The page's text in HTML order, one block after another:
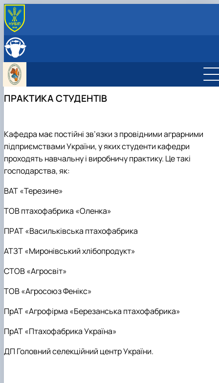
ПРО КАФЕДРУ
Фотогалерея
Робочі програми
Наукові гуртки
Стажування в Чеській республіці
ПРАКТИКА СТУДЕНТІВ
Кафедра має постійні зв’язки з провідними аграрними
підприємствами України, у яких студенти кафедри
проходять навчальну і виробничу практику. Це такі
господарства, як:
ВАТ «Терезине»
ТОВ птахофабрика «Оленка»
ПРАТ «Васильківська птахофабрика
АТЗТ «Миронівський хлібопродукт»
СТОВ «Агросвіт»
ТОВ «Агросоюз Фенікс»
ПрАТ «Агрофірма «Березанська птахофабрика»
ПрАТ «Птахофабрика Україна»
ДП Головний селекційний центр України.